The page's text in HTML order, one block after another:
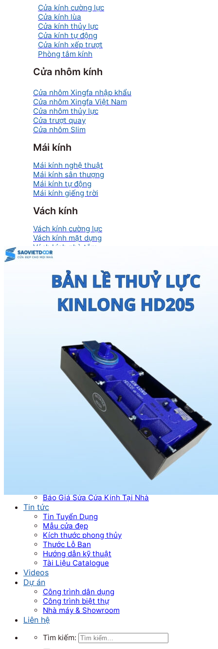
Cửa kính cường lực
Cửa kính lùa
Cửa kính thủy lực
Cửa kính tự động
Cửa kính xếp trượt
Phòng tắm kính
Cửa nhôm kính
Cửa nhôm Xingfa nhập khẩu
Cửa nhôm Xingfa Việt Nam
Cửa nhôm thủy lực
Cửa trượt quay
Cửa nhôm Slim
Mái kính
Mái kính nghệ thuật
Mái kính sân thượng
Mái kính tự động
Mái kính giếng trời
Vách kính
Vách kính cường lực
Vách kính mặt dựng
Vách kính nhà tắm
Vách kính Ốp bếp
Cầu thang kính
Lan can kính
Sửa cửa nhôm kính
Báo Giá Cửa Nhôm Xingfa mới nhất tại
Saovietdoor
Báo Giá Cửa Cuốn Mới Nhất Tại SAOVIETDOOR
Báo Giá Cửa Cuốn Austdoor Mới Nhất Tại
Saovietdoor
Báo giá cửa cuốn SSmarts mới nhất tại
Báo giá cửa cuốn Netdoor mới nhất tại
Báo Giá Cửa Cuốn Tấm Liền Mới Nhất Tại
Báo Giá Cửa Cuốn Khe Thoáng Mới Nhất Tại
Báo Giá Cửa Cuốn Đài Loan Mới Nhất Tại
Báo Giá Sửa Cửa Kính Tại Nhà
Tin tức
Tin Tuyển Dụng
Mẫu cửa đẹp
Kích thước phong thủy
Thước Lỗ Ban
Hướng dẫn kỹ thuật
Tài Liệu Catalogue
Videos
Dự án
Công trình dân dụng
Công trình biệt thự
Nhà máy & Showroom
Liên hệ
Tìm kiếm: